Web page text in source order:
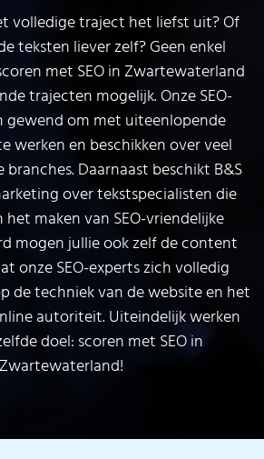
volledige traject het liefst uit? Of
teksten liever zelf? Geen enkel
met SEO in Zwartewaterland
trajecten mogelijk. Onze SEO-
gewend om met uiteenlopende
werken en beschikken over veel
branches. Daarnaast beschikt B&S
over tekstspecialisten die
het maken van SEO-vriendelijke
mogen jullie ook zelf de content
onze SEO-experts zich volledig
de techniek van de website en het
autoriteit. Uiteindelijk werken
doel: scoren met SEO in
Zwartewaterland!